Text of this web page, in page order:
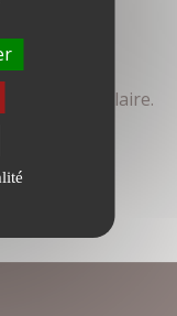
le formulaire.